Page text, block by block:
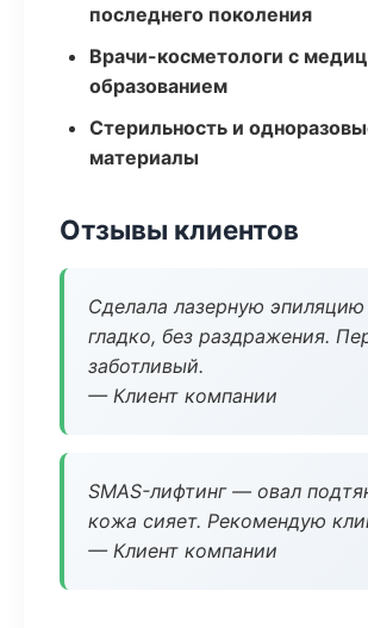
последнего поколения
Врачи-косметологи с
образованием
Стерильность и
материалы
Отзывы клиентов
Сделала лазерную
гладко, без раздражения.
заботливый.
— Клиент компании
SMAS-лифтинг — овал
кожа сияет. Рекомендую
— Клиент компании